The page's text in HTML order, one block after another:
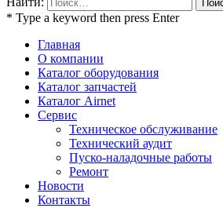
* Type a keyword then press Enter
Главная
О компании
Каталог оборудования
Каталог запчастей
Каталог Airnet
Сервис
Техническое обслуживание
Технический аудит
Пуско-наладочные работы
Ремонт
Новости
Контакты